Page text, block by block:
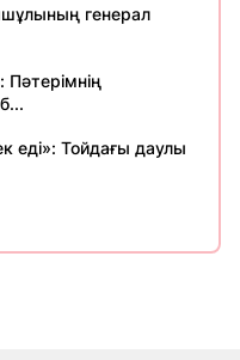
генерал
Пәтерімнің
еді»: Тойдағы даулы